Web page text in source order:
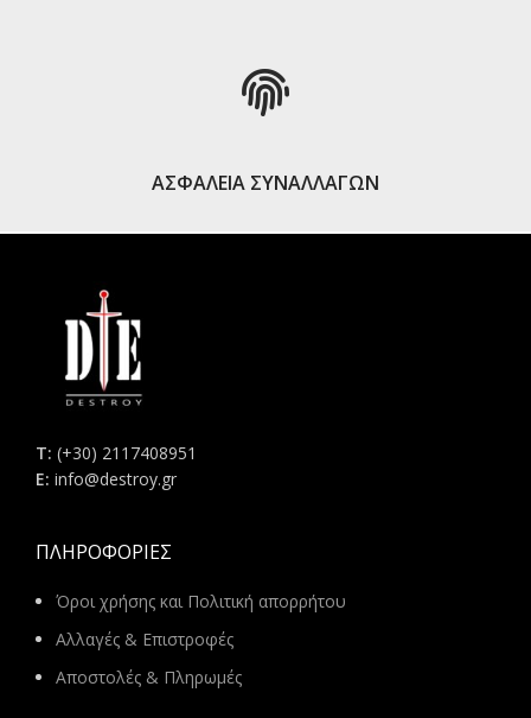
ΑΣΦΑΛΕΙΑ ΣΥΝΑΛΛΑΓΩΝ
Τ: (+30) 2117408951
E: info@destroy.gr
ΠΛΗΡΟΦΟΡΊΕΣ
Όροι χρήσης και Πολιτική απορρήτου
Αλλαγές & Επιστροφές
Αποστολές & Πληρωμές